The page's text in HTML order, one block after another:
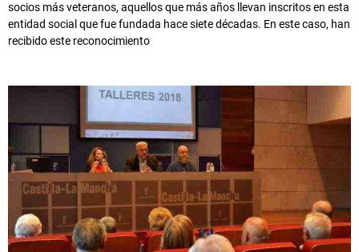
socios más veteranos, aquellos que más años llevan inscritos en esta
entidad social que fue fundada hace siete décadas. En este caso, han
recibido este reconocimiento